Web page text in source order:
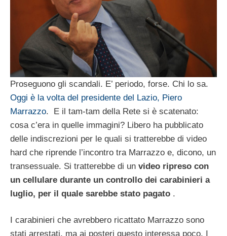
Proseguono gli scandali. E’ periodo, forse. Chi lo sa.
Oggi è la volta del presidente del Lazio, Piero
Marrazzo. E il tam-tam della Rete si è scatenato:
cosa c’era in quelle immagini? Libero ha pubblicato
delle indiscrezioni per le quali si tratterebbe di video
hard che riprende l’incontro tra Marrazzo e, dicono, un
transessuale. Si tratterebbe di un video ripreso con
un cellulare durante un controllo dei carabinieri a
luglio, per il quale sarebbe stato pagato .
I carabinieri che avrebbero ricattato Marrazzo sono
stati arrestati, ma ai posteri questo interessa poco. I